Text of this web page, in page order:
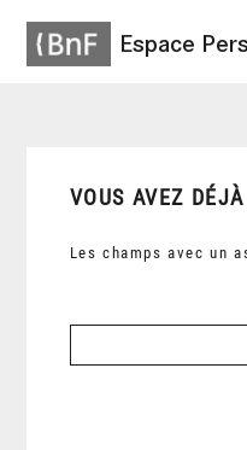
Espace
VOUS AVEZ
Les champs avec un